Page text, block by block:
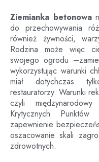
Ziemianka betonowa
do przechowywania
również żywności,
Rodzina może więc
swojego ogrodu
wykorzystując warunki
miał dotychczas
restauratorzy. Warunki
czyli
Krytycznych
zapewnienie
oszacowanie skali
zdrowotnych.